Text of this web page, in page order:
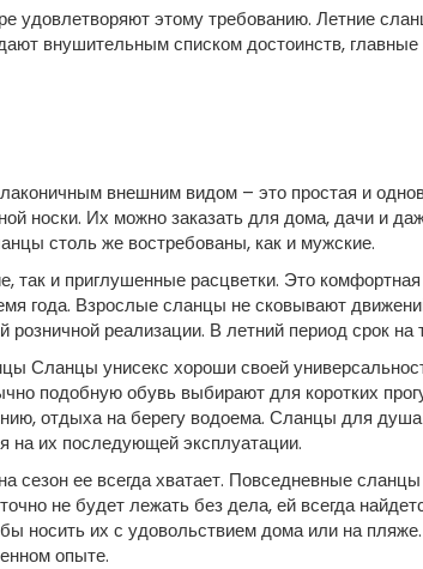
удовлетворяют этому требованию. Летние
внушительным списком достоинств, главные
внешним видом – это простая и
носки. Их можно заказать для дома, дачи и
столь же востребованы, как и мужские.
так и приглушенные расцветки. Это
года. Взрослые сланцы не сковывают
реализации. В летний период срок на
Сланцы унисекс хороши своей
подобную обувь выбирают для коротких
отдыха на берегу водоема. Сланцы для душа
на их последующей эксплуатации.
сезон ее всегда хватает. Повседневные
не будет лежать без дела, ей всегда
носить их с удовольствием дома или на
опыте.